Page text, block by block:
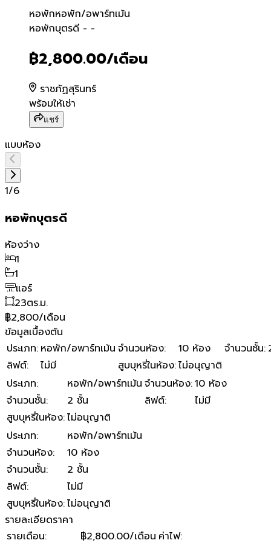
หอพักหอพัก/อพาร์ทเม้น
หอพักบุตรดี - -
หอพักบุตรดี - -
฿2,800.00/เดือน
ราชภัฏสุรินทร์
พร้อมให้เช่า
แชร์
แบบห้อง
1/6
หอพักบุตรดี
ห้องว่าง
1
1
แอร์
23ตร.ม.
฿2,800/เดือน
ข้อมูลเบื้องต้น
ประเภท: หอพัก/อพาร์ทเม้น จำนวนห้อง: 10 ห้อง จำนวนชั้น:
ลิฟต์: ไม่มี สูบบุหรี่ในห้อง:ไม่อนุญาติ
ประเภท: หอพัก/อพาร์ทเม้น จำนวนห้อง:10 ห้อง
จำนวนชั้น: 2 ชั้น ลิฟต์:
ไม่มี
สูบบุหรี่ในห้อง:ไม่อนุญาติ
ประเภท:
หอพัก/อพาร์ทเม้น
จำนวนห้อง:
10 ห้อง
จำนวนชั้น:
2 ชั้น
ลิฟต์:
ไม่มี
สูบบุหรี่ในห้อง:ไม่อนุญาติ
รายละเอียดราคา
รายเดือน: ฿2,800.00/เดือน ค่าไฟ: